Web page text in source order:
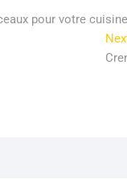
pour votre cuisine